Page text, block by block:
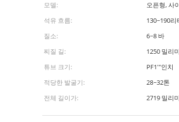
모델: 오픈형, 사
석유 흐름:
130~190리
질소:
6~8 바
찌질 길:
1250 밀리
튜브 크기:
PF1'"인치
적당한 발굴기:
28~32톤
전체 길이가:
2719 밀리